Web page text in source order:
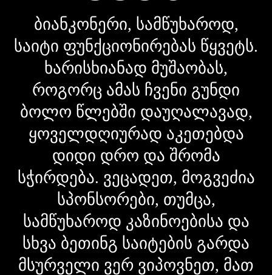
ბიანკონერი, სამწუხაროდ,
საიტი ფუნქციონირებას წყვეტს.
ხარისხიანად მუშაობას,
როგორც ამას ჩვენი გუნდი
ბოლო წლებში დაუღალავად,
ყოველდღიურად აკეთებდა
დიდი დრო და შრომა
სჭირდება. ვეცადეთ, მოგვეძია
სპონსორები, თუმცა,
სამწუხაროდ კაზინოებისა და
სხვა ბეთინგ საიტების გარდა
მსურველი ვერ ვიპოვნეთ, მათ